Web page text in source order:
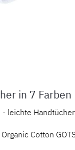
in 7 Farben
- leichte
Cotton